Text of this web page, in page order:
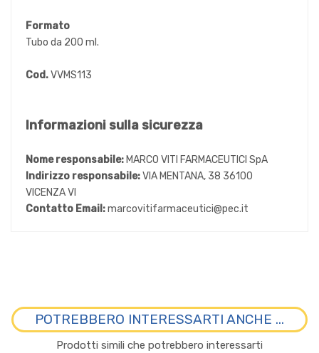
Formato
Tubo da 200 ml.
Cod.VVMS113
Informazioni sulla sicurezza
Nome responsabile: MARCO VITI FARMACEUTICI SpA
Indirizzo responsabile:VIA MENTANA, 38 36100
VICENZA VI
Contatto Email:marcovitifarmaceutici@pec.it
POTREBBERO INTERESSARTI ANCHE ...
Prodotti simili che potrebbero interessarti